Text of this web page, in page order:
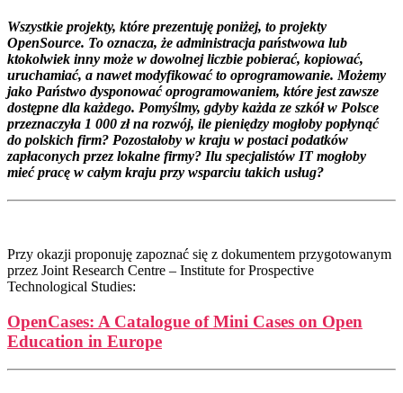
Wszystkie projekty, które prezentuję poniżej, to projekty
OpenSource. To oznacza, że administracja państwowa lub
ktokolwiek inny może w dowolnej liczbie pobierać, kopiować,
uruchamiać, a nawet modyfikowaćto oprogramowanie. Możemy
jako Państwo dysponować oprogramowaniem, które jest zawsze
dostępne dla każdego. Pomyślmy, gdyby każda ze szkół w Polsce
przeznaczyła 1 000 zł na rozwój, ile pieniędzy mogłoby popłynąć
do polskich firm? Pozostałoby w kraju w postaci podatków
zapłaconych przez lokalne firmy? Ilu specjalistów IT mogłoby
mieć pracę w całym kraju przy wsparciu takich usług?
Przy okazji proponuję zapoznać się z dokumentem przygotowanym
przez Joint Research Centre – Institute for Prospective
Technological Studies:
OpenCases: A Catalogue of Mini Cases on Open
Education in Europe